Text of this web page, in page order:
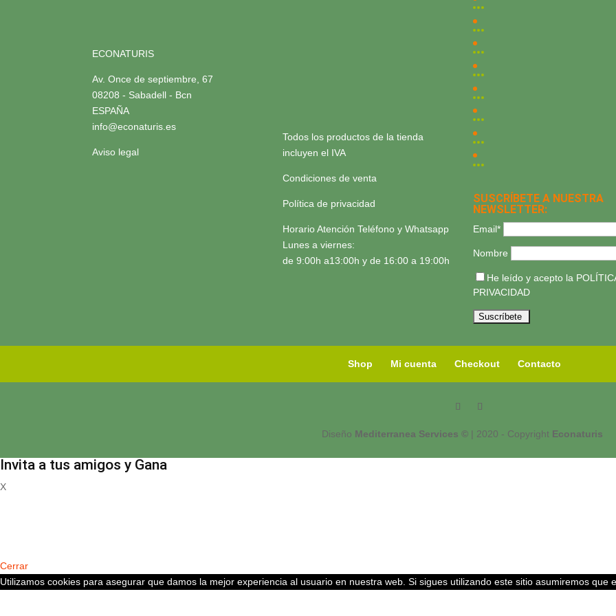
ECONATURIS
Av. Once de septiembre, 67
08208 - Sabadell - Bcn
ESPAÑA
info@econaturis.es
Aviso legal
Todos los productos de la tienda
incluyen el IVA
Condiciones de venta
Política de privacidad
Horario Atención Teléfono y Whatsapp
Lunes a viernes:
de 9:00h a13:00h y de 16:00 a 19:00h
SUSCRÍBETE A NUESTRA
NEWSLETTER:
Email*
Nombre
He leído y acepto la
PRIVACIDAD
Shop Mi cuenta Checkout Contacto
Diseño Mediterranea Services ©| 2020 - Copyright Econaturis
Invita a tus amigos y Gana
X
Cerrar
Utilizamos cookies para asegurar que damos la mejor experiencia al usuario en nuestra web. Si sigues utilizando este sitio asumiremos que